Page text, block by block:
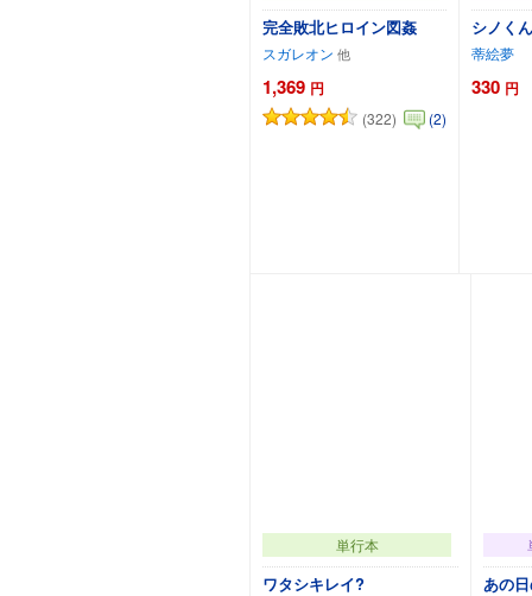
完全敗北ヒロイン図姦
スガレオン
1,369 円
(322) (2)
シノく
蒂絵夢
330 円
単行本
ワタシキレイ? あの